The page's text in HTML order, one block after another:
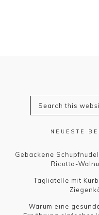
NEUESTE
Gebackene
Ricotta-
Tagliatelle mit
Warum eine